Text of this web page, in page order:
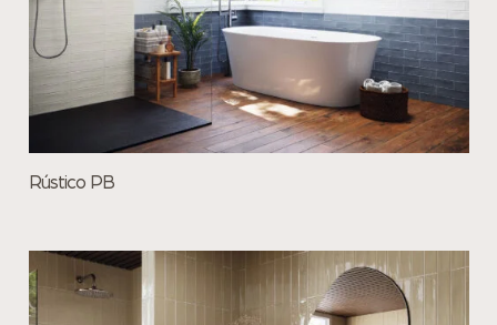
Rústico PB